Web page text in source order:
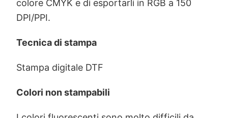
colore CMYK e di esportarli in RGB a 150
DPI/PPI.
Tecnica di stampa
Stampa digitale DTF
Colori non stampabili